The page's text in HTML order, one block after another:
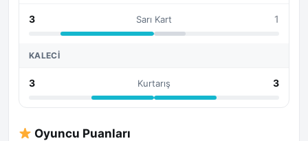
3 Sarı Kart 1
KALECI
3 Kurtarış 3
Oyuncu Puanları